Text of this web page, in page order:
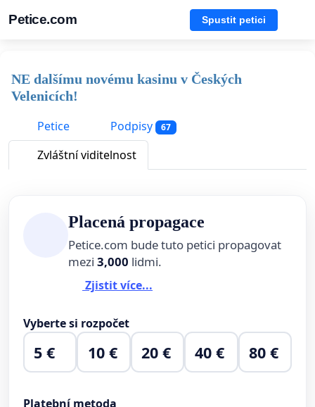
Petice.com Spustit petici
NE dalšímu novému kasinu v Českých
Velenicích!
Petice
Podpisy 67
Zvláštní viditelnost
Placená propagace
Petice.com bude tuto petici propagovat
mezi 3,000 lidmi.
Zjistit více...
Vyberte si rozpočet
5 € 10 € 20 € 40 € 80 €
Platební metoda